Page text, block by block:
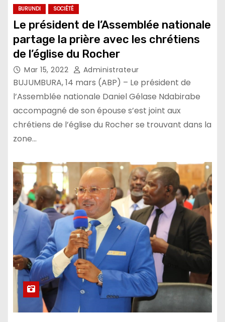
BURUNDI SOCIÉTÉ
Le président de l’Assemblée nationale
partage la prière avec les chrétiens
de l’église du Rocher
Mar 15, 2022 Administrateur
BUJUMBURA, 14 mars (ABP) – Le président de
l’Assemblée nationale Daniel Gélase Ndabirabe
accompagné de son épouse s’est joint aux
chrétiens de l’église du Rocher se trouvant dans la
zone…